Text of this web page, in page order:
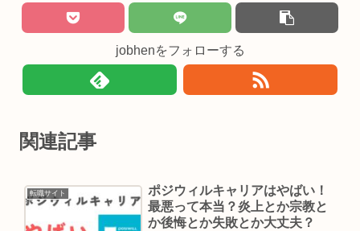
jobhenをフォローする
関連記事
転職サイト
ポジウィルキャリアはやばい！
最悪って本当？炎上とか宗教と
か後悔とか失敗とか大丈夫？